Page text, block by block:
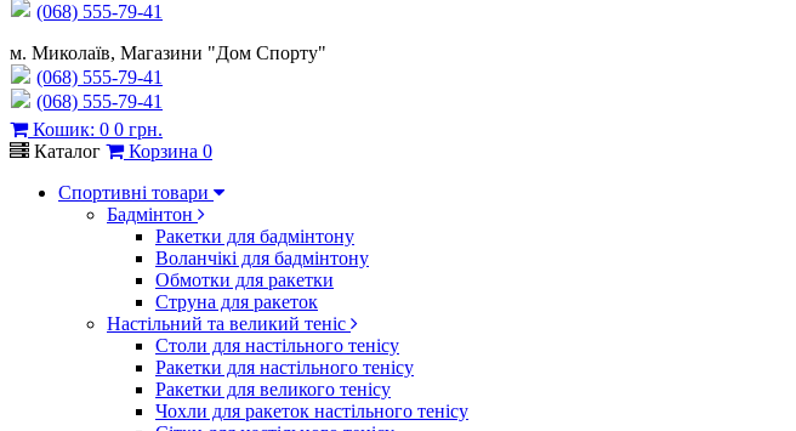
(068) 555-79-41
м. Миколаїв, Магазини "Дом Спорту"
(068) 555-79-41
(068) 555-79-41
Кошик: 0 0 грн.
Каталог
Корзина 0
Спортивні товари
Бадмінтон
Ракетки для бадмінтону
Воланчікі для бадмінтону
Обмотки для ракетки
Струна для ракеток
Настільний та великий теніс
Столи для настільного тенісу
Ракетки для настільного тенісу
Ракетки для великого тенісу
Чохли для ракеток настільного тенісу